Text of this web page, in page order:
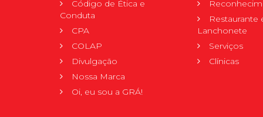
Código de Ética e
Conduta
CPA
COLAP
Divulgação
Nossa Marca
Oi, eu sou a GRÁ!
Restaurante
Lanchonete
Serviços
Clínicas